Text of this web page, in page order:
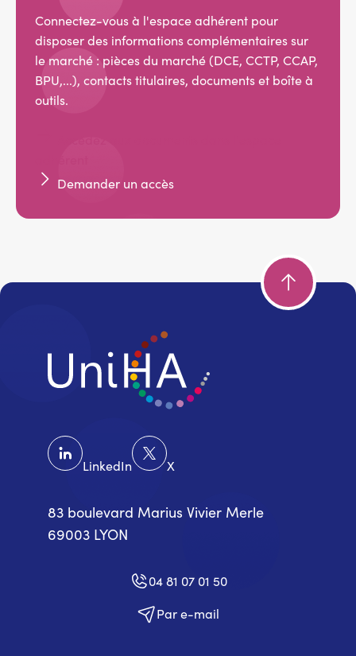
Connectez-vous à l'espace adhérent pour
disposer des informations complémentaires sur
le marché : pièces du marché (DCE, CCTP, CCAP,
BPU,...), contacts titulaires, documents et boîte à
outils.
Demander un accès
LinkedIn X
83 boulevard Marius Vivier Merle
69003 LYON
04 81 07 01 50
Par e-mail